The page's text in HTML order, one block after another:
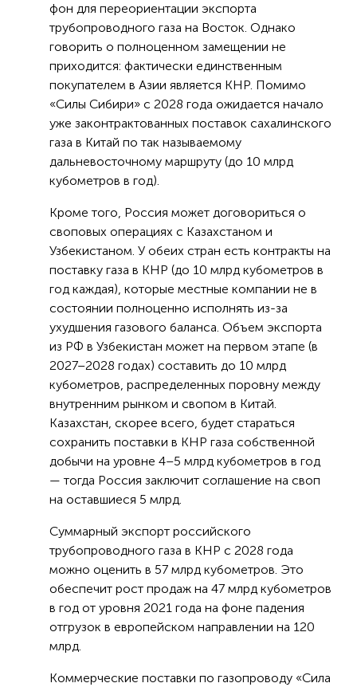
фон для переориентации экспорта
трубопроводного газа на Восток. Однако
говорить о полноценном замещении не
приходится: фактически единственным
покупателем в Азии является КНР. Помимо
«Силы Сибири» с 2028 года ожидается начало
уже законтрактованных поставок сахалинского
газа в Китай по так называемому
дальневосточному маршруту (до 10 млрд
кубометров в год).
Кроме того, Россия может договориться о
своповых операциях с Казахстаном и
Узбекистаном. У обеих стран есть контракты на
поставку газа в КНР (до 10 млрд кубометров в
год каждая), которые местные компании не в
состоянии полноценно исполнять из-за
ухудшения газового баланса. Объем экспорта
из РФ в Узбекистан может на первом этапе (в
2027–2028 годах) составить до 10 млрд
кубометров, распределенных поровну между
внутренним рынком и свопом в Китай.
Казахстан, скорее всего, будет стараться
сохранить поставки в КНР газа собственной
добычи на уровне 4–5 млрд кубометров в год
— тогда Россия заключит соглашение на своп
на оставшиеся 5 млрд.
Суммарный экспорт российского
трубопроводного газа в КНР с 2028 года
можно оценить в 57 млрд кубометров. Это
обеспечит рост продаж на 47 млрд кубометров
в год от уровня 2021 года на фоне падения
отгрузок в европейском направлении на 120
млрд.
Коммерческие поставки по газопроводу «Сила